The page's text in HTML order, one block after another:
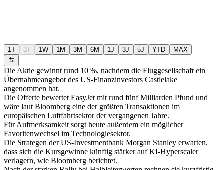
1T 3T 1W 1M 3M 6M 1J 3J 5J YTD MAX
Die Aktie gewinnt rund 10 %, nachdem die Fluggesellschaft ein
Übernahmeangebot des US-Finanzinvestors Castlelake
angenommen hat.
Die Offerte bewertet EasyJet mit rund fünf Milliarden Pfund und
wäre laut Bloomberg eine der größten Transaktionen im
europäischen Luftfahrtsektor der vergangenen Jahre.
Für Aufmerksamkeit sorgt heute außerdem ein möglicher
Favoritenwechsel im Technologiesektor.
Die Strategen der US-Investmentbank Morgan Stanley erwarten,
dass sich die Kursgewinne künftig stärker auf KI-Hyperscaler
verlagern, wie Bloomberg berichtet.